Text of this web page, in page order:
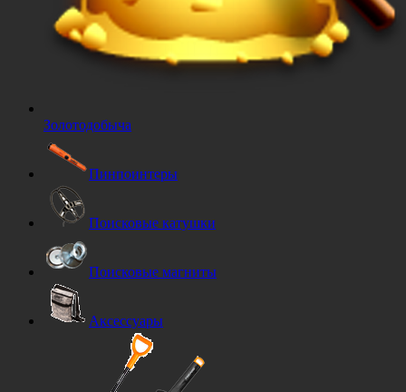
Золотодобыча
Пинпоинтеры
Поисковые катушки
Поисковые магниты
Аксессуары